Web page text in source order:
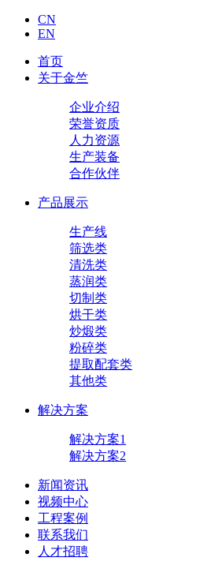
CN
EN
首页
关于金竺
企业介绍
荣誉资质
人力资源
生产装备
合作伙伴
产品展示
生产线
筛选类
清洗类
蒸润类
切制类
烘干类
炒煅类
粉碎类
提取配套类
其他类
解决方案
解决方案1
解决方案2
新闻资讯
视频中心
工程案例
联系我们
人才招聘